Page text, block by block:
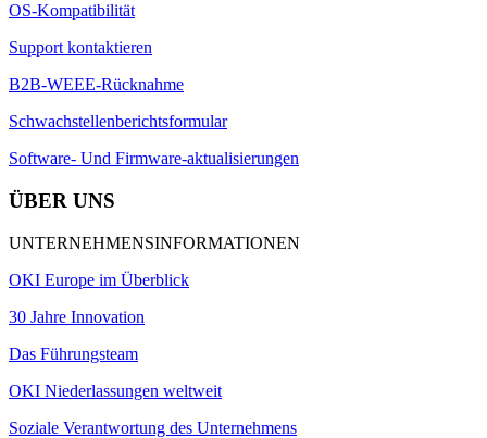
OS-Kompatibilität
Support kontaktieren
B2B-WEEE-Rücknahme
Schwachstellenberichtsformular
Software- Und Firmware-aktualisierungen
ÜBER UNS
UNTERNEHMENSINFORMATIONEN
OKI Europe im Überblick
30 Jahre Innovation
Das Führungsteam
OKI Niederlassungen weltweit
Soziale Verantwortung des Unternehmens